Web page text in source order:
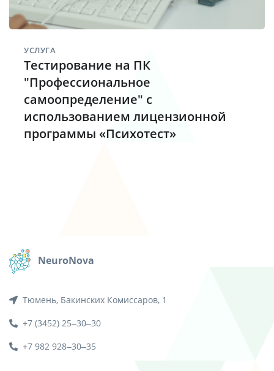
УСЛУГА
Тестирование на ПК
"Профессиональное
самоопределение" с
использованием лицензионной
программы «Психотест»
NeuroNova
Тюмень, Бакинских Комиссаров, 1
+7 (3452) 25‒30‒30
+7 982 928‒30‒35